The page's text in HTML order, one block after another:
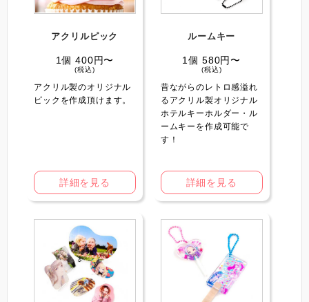
アクリルピック
1個 400円〜
(税込)
アクリル製のオリジナル
ピックを作成頂けます。
詳細を見る
ルームキー
1個 580円〜
(税込)
昔ながらのレトロ感溢れ
るアクリル製オリジナル
ホテルキーホルダー・ル
ームキーを作成可能で
す！
詳細を見る